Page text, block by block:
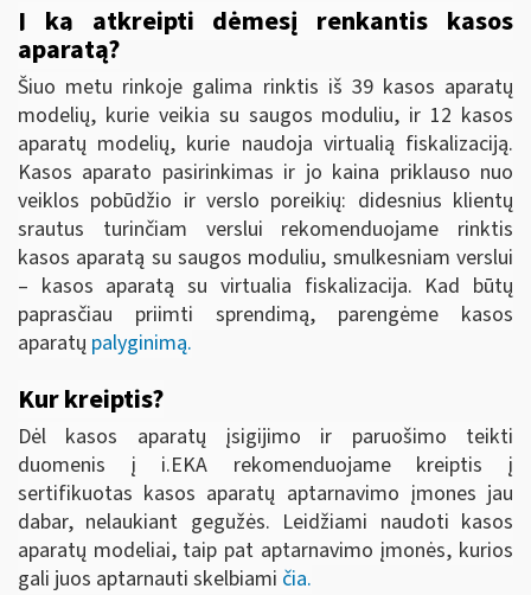
Į ką atkreipti dėmesį renkantis kasos
aparatą?
Šiuo metu rinkoje galima rinktis iš 39 kasos aparatų
modelių, kurie veikia su saugos moduliu, ir 12 kasos
aparatų modelių, kurie naudoja virtualią fiskalizaciją.
Kasos aparato pasirinkimas ir jo kaina priklauso nuo
veiklos pobūdžio ir verslo poreikių: didesnius klientų
srautus turinčiam verslui rekomenduojame rinktis
kasos aparatą su saugos moduliu, smulkesniam verslui
– kasos aparatą su virtualia fiskalizacija. Kad būtų
paprasčiau priimti sprendimą, parengėme kasos
aparatų palyginimą.
Kur kreiptis?
Dėl kasos aparatų įsigijimo ir paruošimo teikti
duomenis į i.EKA rekomenduojame kreiptis į
sertifikuotas kasos aparatų aptarnavimo įmones jau
dabar, nelaukiant gegužės. Leidžiami naudoti kasos
aparatų modeliai, taip pat aptarnavimo įmonės, kurios
gali juos aptarnauti skelbiami čia.